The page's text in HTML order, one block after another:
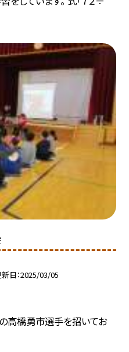
日 2025/03/05
の高橋勇市選手を招いてお